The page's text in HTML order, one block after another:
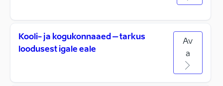
Kooli- ja kogukonnaaed – tarkus
loodusest igale eale
Av
a